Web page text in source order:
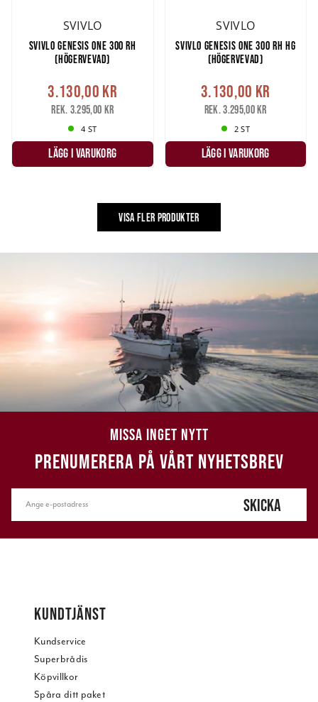
SVIVLO
SVIVLO GENESIS ONE 300 RH
(HÖGERVEVAD)
3.130,00 kr
Rek. 3.295,00 kr
4 ST
LÄGG I VARUKORG
SVIVLO
SVIVLO GENESIS ONE 300 RH HG
(HÖGERVEVAD)
3.130,00 kr
Rek. 3.295,00 kr
2 ST
LÄGG I VARUKORG
VISA FLER PRODUKTER
MISSA INGET NYTT
PRENUMERERA PÅ VÅRT NYHETSBREV
SKICKA
KUNDTJÄNST
Kundservice
Superbrådis
Köpvillkor
Spåra ditt paket